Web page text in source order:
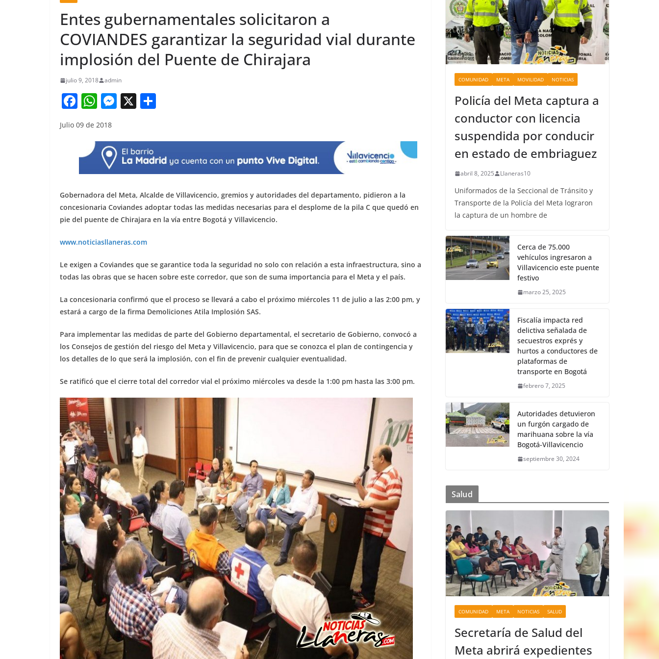
Entes gubernamentales solicitaron a
COVIANDES garantizar la seguridad vial durante
implosión del Puente de Chirajara
julio 9, 2018 admin
F
c
b
o
o
k
W
at
s
A
p
p
M
e
n
g
er
X
e
Julio 09 de 2018
Gobernadora del Meta, Alcalde de Villavicencio, gremios y autoridades del departamento, pidieron a la
concesionaria Coviandes adoptar todas las medidas necesarias para el desplome de la pila C que quedó en
pie del puente de Chirajara en la vía entre Bogotá y Villavicencio.
www.noticiasllaneras.com
Le exigen a Coviandes que se garantice toda la seguridad no solo con relación a esta infraestructura, sino a
todas las obras que se hacen sobre este corredor, que son de suma importancia para el Meta y el país.
La concesionaria confirmó que el proceso se llevará a cabo el próximo miércoles 11 de julio a las 2:00 pm, y
estará a cargo de la firma Demoliciones Atila Implosión SAS.
Para implementar las medidas de parte del Gobierno departamental, el secretario de Gobierno, convocó a
los Consejos de gestión del riesgo del Meta y Villavicencio, para que se conozca el plan de contingencia y
los detalles de lo que será la implosión, con el fin de prevenir cualquier eventualidad.
Se ratificó que el cierre total del corredor vial el próximo miércoles va desde la 1:00 pm hasta las 3:00 pm.
COMUNIDAD META MOVILIDAD NOTICIAS
Policía del Meta captura a
conductor con licencia
suspendida por conducir
en estado de embriaguez
abril 8, 2025 Llaneras10
Uniformados de la Seccional de Tránsito y
Transporte de la Policía del Meta lograron
la captura de un hombre de
Cerca de 75.000
vehículos ingresaron a
Villavicencio este puente
festivo
marzo 25, 2025
Fiscalía impacta red
delictiva señalada de
secuestros exprés y
hurtos a conductores de
plataformas de
transporte en Bogotá
febrero 7, 2025
Autoridades detuvieron
un furgón cargado de
marihuana sobre la vía
Bogotá-Villavicencio
septiembre 30, 2024
Salud
COMUNIDAD META NOTICIAS SALUD
Secretaría de Salud del
Meta abrirá expedientes